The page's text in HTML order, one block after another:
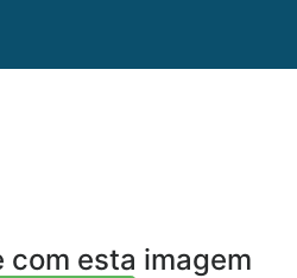
com esta imagem